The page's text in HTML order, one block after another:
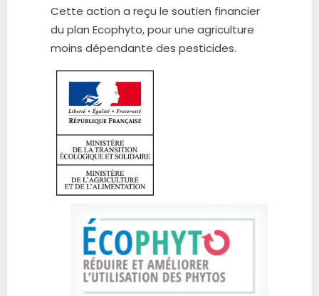
Cette action a reçu le soutien financier
du plan Ecophyto,pour une agriculture
moins dépendante des pesticides.